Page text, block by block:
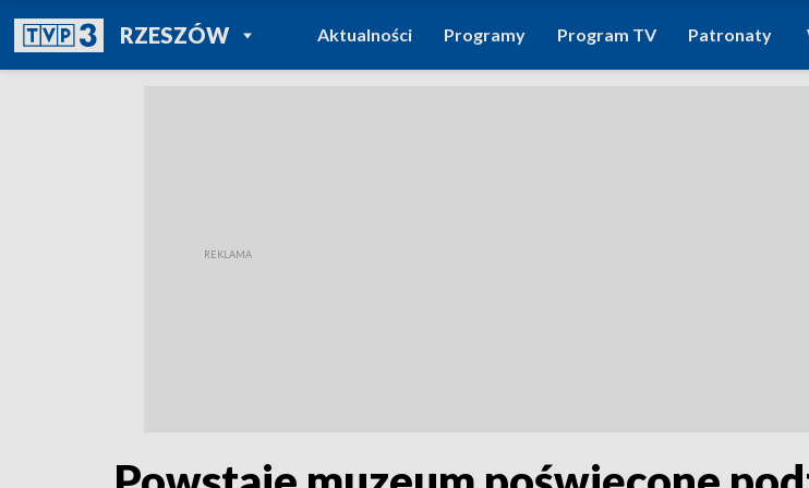
RZESZÓWPOWRÓT DO
TVP REGIONY
Aktualności Programy Program TV Patronaty